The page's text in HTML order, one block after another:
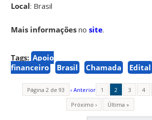
Local: Brasil
Mais informações nosite.
Tags: Apoio
financeiro
Brasil Chamada Edital
Página 2 de 93 ‹ Anterior 1 2 3 4
Próximo ›
Última »